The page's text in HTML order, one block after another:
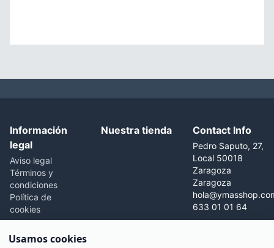
Información
legal
Aviso legal
Términos y
condiciones
Política de
cookies
Nuestra tienda Contact Info
Pedro Saputo, 27,
Local 50018
Zaragoza
Zaragoza
633 01 01 64
Usamos cookies